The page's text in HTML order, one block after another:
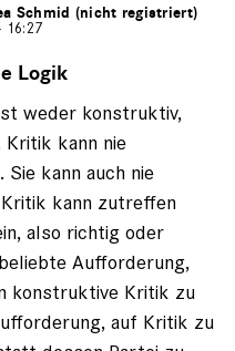
Schmid (nicht registriert)
16:27
Logik
weder konstruktiv,
kann nie
kann auch nie
kann zutreffen
also richtig oder
Aufforderung,
konstruktive Kritik zu
auf Kritik zu